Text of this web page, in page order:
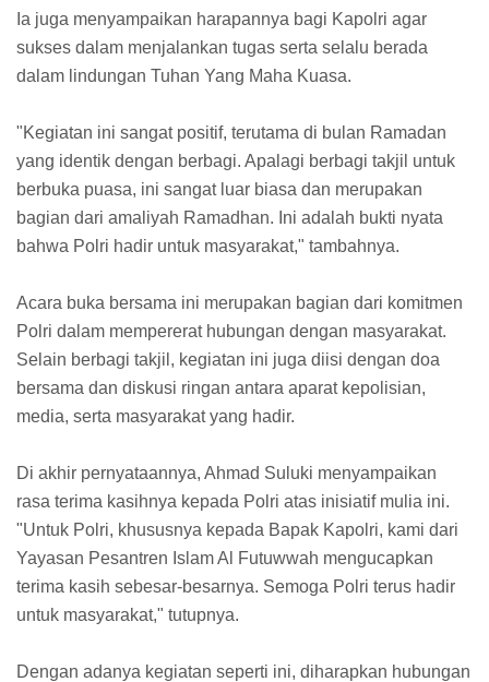
Ia juga menyampaikan harapannya bagi Kapolri agar
sukses dalam menjalankan tugas serta selalu berada
dalam lindungan Tuhan Yang Maha Kuasa.
"Kegiatan ini sangat positif, terutama di bulan Ramadan
yang identik dengan berbagi. Apalagi berbagi takjil untuk
berbuka puasa, ini sangat luar biasa dan merupakan
bagian dari amaliyah Ramadhan. Ini adalah bukti nyata
bahwa Polri hadir untuk masyarakat," tambahnya.
Acara buka bersama ini merupakan bagian dari komitmen
Polri dalam mempererat hubungan dengan masyarakat.
Selain berbagi takjil, kegiatan ini juga diisi dengan doa
bersama dan diskusi ringan antara aparat kepolisian,
media, serta masyarakat yang hadir.
Di akhir pernyataannya, Ahmad Suluki menyampaikan
rasa terima kasihnya kepada Polri atas inisiatif mulia ini.
"Untuk Polri, khususnya kepada Bapak Kapolri, kami dari
Yayasan Pesantren Islam Al Futuwwah mengucapkan
terima kasih sebesar-besarnya. Semoga Polri terus hadir
untuk masyarakat," tutupnya.
Dengan adanya kegiatan seperti ini, diharapkan hubungan